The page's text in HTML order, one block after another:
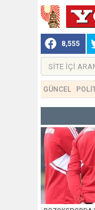
8,555
GÜNCEL